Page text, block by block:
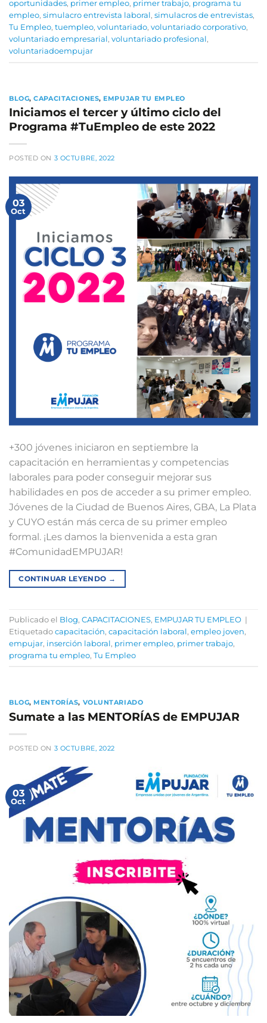
oportunidades, primer empleo, primer trabajo, programa tu
empleo, simulacro entrevista laboral , simulacros de entrevistas,
Tu Empleo, tuempleo, voluntariado, voluntariado corporativo,
voluntariado empresarial , voluntariado profesional ,
voluntariadoempujar
BLOG,CAPACITACIONES, EMPUJAR TU EMPLEO
Iniciamos el tercer y último ciclo del
Programa #TuEmpleo de este 2022
POSTED ON 3 OCTUBRE, 2022
03
Oct
+300 jóvenes iniciaron en septiembre la
capacitación en herramientas y competencias
laborales para poder conseguir mejorar sus
habilidades en pos de acceder a su primer empleo.
Jóvenes de la Ciudad de Buenos Aires, GBA, La Plata
y CUYO están más cerca de su primer empleo
formal. ¡Les damos la bienvenida a esta gran
#ComunidadEMPUJAR!
CONTINUAR LEYENDO →
Publicado el Blog, CAPACITACIONES, EMPUJAR TU EMPLEO |
Etiquetado capacitación, capacitación laboral, empleo joven,
empujar, inserción laboral, primer empleo, primer trabajo,
programa tu empleo, Tu Empleo
BLOG, MENTORÍAS, VOLUNTARIADO
Sumate a las MENTORÍAS de EMPUJAR
POSTED ON 3 OCTUBRE, 2022
03
Oct